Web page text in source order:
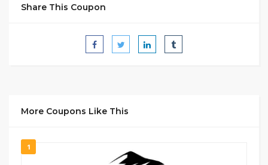
Share This Coupon
More Coupons Like This
1